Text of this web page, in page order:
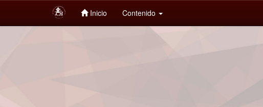
Inicio Contenido